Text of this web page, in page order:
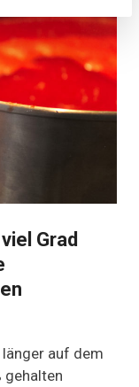
Grad
auf dem
gehalten